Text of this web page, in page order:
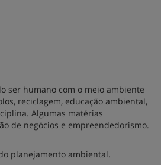
ser humano com o meio ambiente
reciclagem, educação ambiental,
Algumas matérias
de negócios e empreendedorismo.
planejamento ambiental.